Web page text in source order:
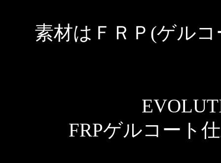
素材はＦＲＰ(ゲルコ
FRPゲルコート